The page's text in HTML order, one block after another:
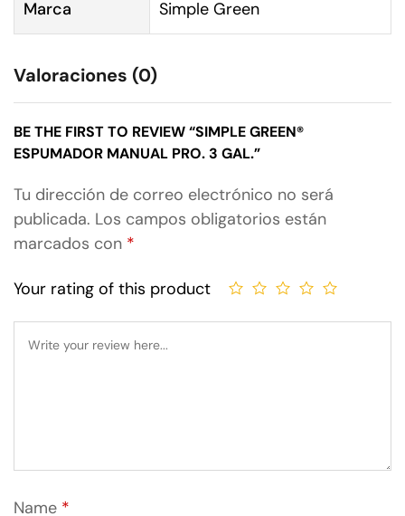
Marca Simple Green
Valoraciones (0)
BE THE FIRST TO REVIEW “SIMPLE GREEN®
ESPUMADOR MANUAL PRO. 3 GAL.”
Tu dirección de correo electrónico no será
publicada. Los campos obligatorios están
marcados con *
Your rating of this product
Name *